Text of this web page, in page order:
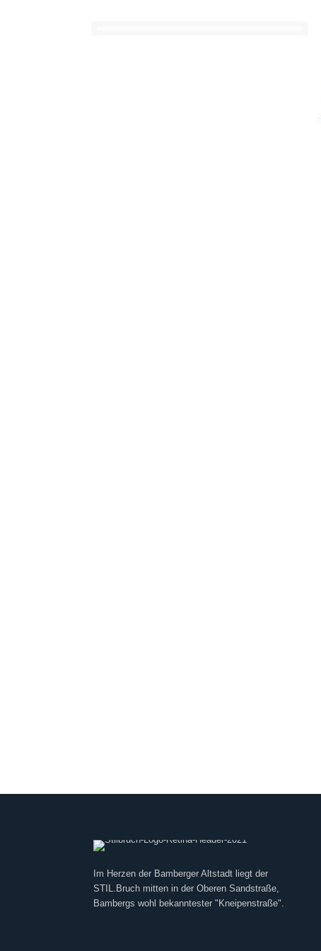
Im Herzen der Bamberger Altstadt liegt der
STIL.Bruch mitten in der Oberen Sandstraße,
Bambergs wohl bekanntester "Kneipenstraße".